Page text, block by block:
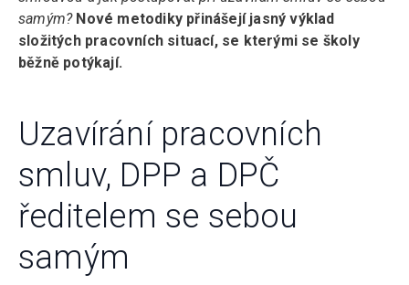
samým? Nové metodiky přinášejí jasný výklad
složitých pracovních situací, se kterými se školy
běžně potýkají.
Uzavírání pracovních
smluv, DPP a DPČ
ředitelem se sebou
samým